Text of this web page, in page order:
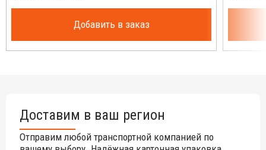
Добавить в заказ
Доставим в ваш регион
Отправим любой транспортной компанией по